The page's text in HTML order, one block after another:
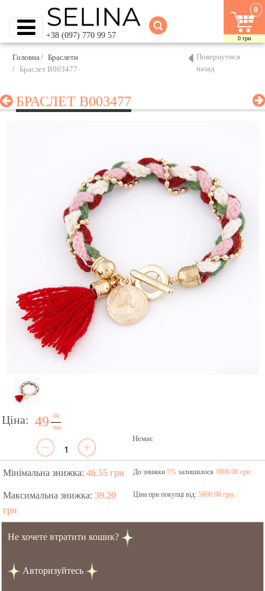
+38 (097) 770 99 57
0
0 грн
Головна
Браслети
Браслет B003477
Повернутися
назад
БРАСЛЕТ B003477
Ціна: 49
00
грн
Немає
Мінімальна знижка: 46.55 грн До знижки 5%залишилося 3000.00 грн
Максимальна знижка: 39.20
грн
Ціна при покупці від: 5000.00 грн.
Не хочете втратити кошик?
Авторизуйтесь